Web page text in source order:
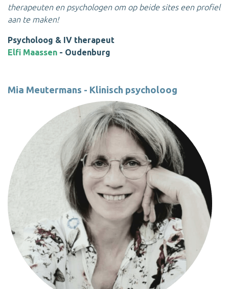
therapeuten en psychologen om op beide sites een profiel
aan te maken!
Psycholoog & IV therapeut
Elfi Maassen - Oudenburg
Mia Meutermans - Klinisch psycholoog